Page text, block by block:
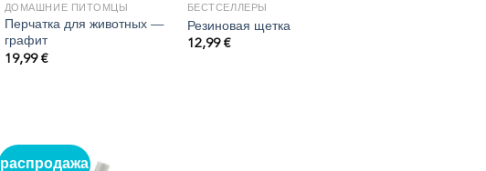
ДОМАШНИЕ ПИТОМЦЫ
Перчатка для животных —
графит
19,99€
БЕСТСЕЛЛЕРЫ
Резиновая щетка
12,99€
распродажа